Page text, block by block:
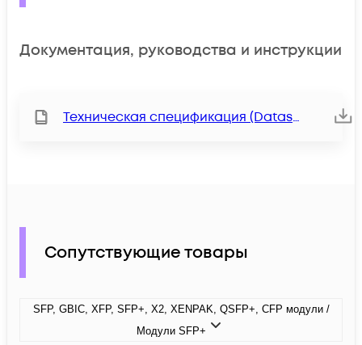
Документация, руководства и инструкции
Техническая спецификация (Datasheet)
Сопутствующие товары
SFP, GBIC, XFP, SFP+, X2, XENPAK, QSFP+, CFP модули /
Модули SFP+